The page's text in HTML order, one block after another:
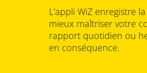
L'appli WiZ enregistre
mieux maîtriser votre
rapport quotidien ou
en conséquence.